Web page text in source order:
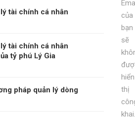
tài chính cá nhân
tài chính cá nhân
tỷ phú Lý Gia
pháp quản lý dòng
của
bạn
sẽ
hiển
thị
khai.